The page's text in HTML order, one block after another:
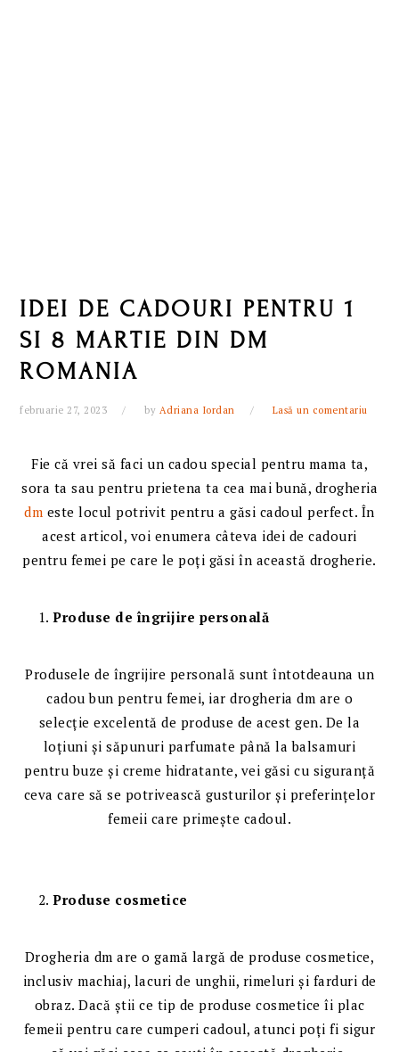
IDEI DE CADOURI PENTRU 1
SI 8 MARTIE DIN DM
ROMANIA
februarie 27, 2023 by Adriana Iordan Lasă un comentariu
Fie că vrei să faci un cadou special pentru mama ta,
sora ta sau pentru prietena ta cea mai bună, drogheria
dm este locul potrivit pentru a găsi cadoul perfect. În
acest articol, voi enumera câteva idei de cadouri
pentru femei pe care le poți găsi în această drogherie.
Produse de îngrijire personală
Produsele de îngrijire personală sunt întotdeauna un
cadou bun pentru femei, iar drogheria dm are o
selecție excelentă de produse de acest gen. De la
loțiuni și săpunuri parfumate până la balsamuri
pentru buze și creme hidratante, vei găsi cu siguranță
ceva care să se potrivească gusturilor și preferințelor
femeii care primește cadoul.
Produse cosmetice
Drogheria dm are o gamă largă de produse cosmetice,
inclusiv machiaj, lacuri de unghii, rimeluri și farduri de
obraz. Dacă știi ce tip de produse cosmetice îi plac
femeii pentru care cumperi cadoul, atunci poți fi sigur